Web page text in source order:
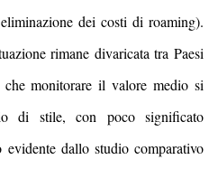
dei costi di roaming).
rimane divaricata tra Paesi
che monitorare il valore medio si
di stile, con poco significato
evidente dallo studio comparativo